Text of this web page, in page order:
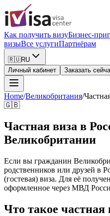
Как получить визуБизнес-
визыВсе услугиПартнёрам
🇷🇺RU
Личный кабинет
Заказать
Home/Великобритания/
🇬🇧
Частная виза в
Великобритании
Если вы гражданин
родственников или друзей в
(гостевая) виза. Для её
оформленное через МВД
Что такое частная